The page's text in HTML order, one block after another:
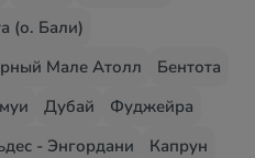
(о. Бали)
Мале Атолл
Бентота
Дубай
Фуджейра
- Энгордани
Капрун